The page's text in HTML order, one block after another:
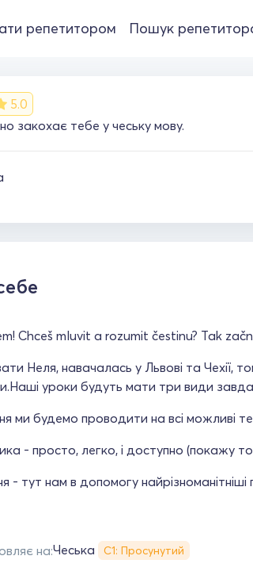
репетитором Пошук
5.0
закохає тебе у чеську мову.
Chceš mluvit a rozumit čestinu? Tak
Неля, навачалась у Львові та Чехії,
уроки будуть мати три види
ми будемо проводити на всі можливі
- просто, легко, і доступно (покажу
- тут нам в допомогу
на:Чеська С1: Просунутий